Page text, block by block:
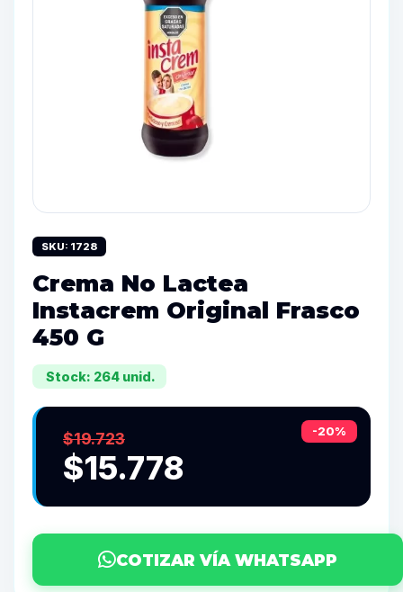
SKU: 1728
Crema No Lactea
Instacrem Original Frasco
450 G
Stock: 264 unid.
-20%
$19.723
$15.778
COTIZAR VÍA WHATSAPP